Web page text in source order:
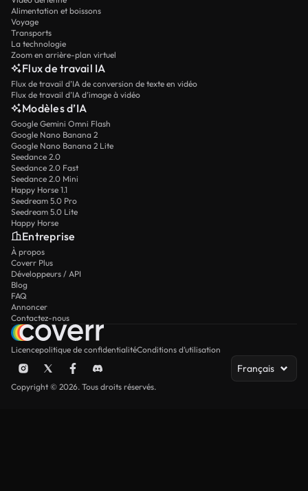
Alimentation et boissons
Voyage
Transports
La technologie
Zoom en arrière-plan virtuel
Flux de travail IA
Flux de travail d’IA de conversion de texte en vidéo
Flux de travail d’IA d’image à vidéo
Modèles d’IA
Google Gemini Omni Flash
Google Nano Banana 2
Google Nano Banana 2 Lite
Seedance 2.0
Seedance 2.0 Fast
Seedance 2.0 Mini
Happy Horse 1.1
Seedream 5.0 Pro
Seedream 5.0 Lite
Happy Horse
Entreprise
À propos
Coverr Plus
Développeurs / API
Blog
FAQ
Annoncer
Contactez-nous
Licencepolitique de confidentialitéConditions d’utilisation
Français
Copyright © 2026. Tous droits réservés.